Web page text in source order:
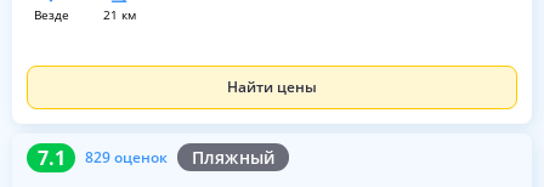
везде 21 км
Найти цены
7.1 829 оценок Пляжный
7.1 829 оценок